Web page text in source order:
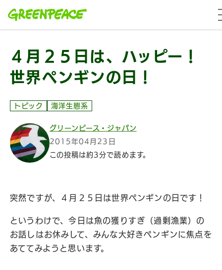
４月２５日は、ハッピー！
世界ペンギンの日！
トピック 海洋生態系
グリーンピース・ジャパン
2015年04月23日
この投稿は約3分で読めます。
突然ですが、４月２５日は世界ペンギンの日です！
というわけで、今日は魚の獲りすぎ（過剰漁業）の
お話しはお休みして、みんな大好きペンギンに焦点を
あててみようと思います。